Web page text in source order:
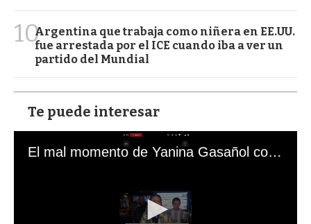
10Argentina que trabaja como niñera en EE.UU.
fue arrestada por el ICE cuando iba a ver un
partido del Mundial
Te puede interesar
El mal momento de Yanina Gasañol con un hincha argentino en "Subrayado"